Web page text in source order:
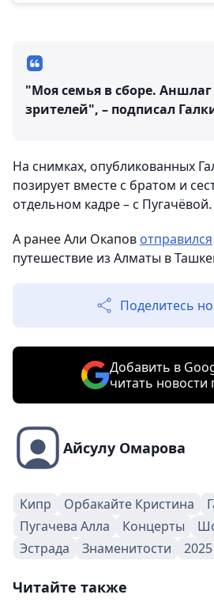
"Моя семья в сборе. Аншлаг
зрителей", – подписал
На снимках, опубликованных
позирует вместе с братом и
отдельном кадре – с Пугачёвой.
А ранее Али Окапов отправился
путешествие из Алматы в
Поделитесь
Добавить в
читать
Айсулу Омарова
Кипр Орбакайте Кристина
Пугачева Алла
Концерты
Эстрада
Знаменитости
Читайте также